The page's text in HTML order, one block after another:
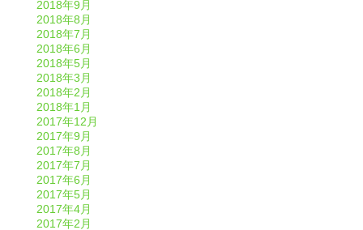
2018年9月
2018年8月
2018年7月
2018年6月
2018年5月
2018年3月
2018年2月
2018年1月
2017年12月
2017年9月
2017年8月
2017年7月
2017年6月
2017年5月
2017年4月
2017年2月